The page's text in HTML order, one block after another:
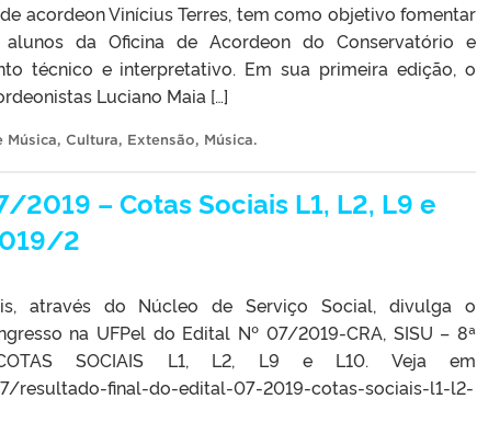
acordeon Vinícius Terres, tem como objetivo fomentar
da Oficina de Acordeon do Conservatório e
técnico e interpretativo. Em sua primeira edição, o
Luciano Maia […]
Música, Cultura, Extensão, Música.
– Cotas Sociais L1, L2, L9 e
2
através do Núcleo de Serviço Social, divulga o
na UFPel do Edital Nº 07/2019-CRA, SISU – 8ª
COTAS SOCIAIS L1, L2, L9 e L10. Veja em
final-do-edital-07-2019-cotas-sociais-l1-l2-